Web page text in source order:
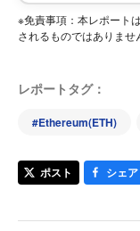
※免責事項：本レポート
されるものではありませ
レポートタグ：
#Ethereum(ETH)
ポスト シェア